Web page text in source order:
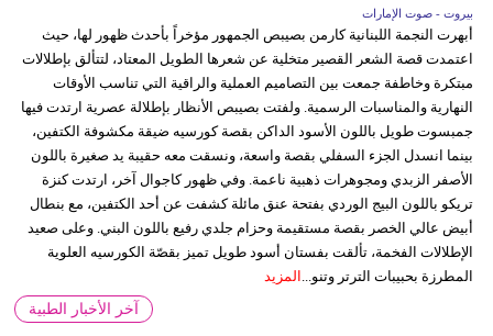
بيروت - صوت الإمارات
أبهرت النجمة اللبنانية كارمن بصيبص الجمهور مؤخراً بأحدث ظهور لها، حيث
اعتمدت قصة الشعر القصير متخلية عن شعرها الطويل المعتاد، لتتألق بإطلالات
مبتكرة وخاطفة جمعت بين التصاميم العملية والراقية التي تناسب الأوقات
النهارية والمناسبات الرسمية. ولفتت بصيبص الأنظار بإطلالة عصرية ارتدت فيها
جمبسوت طويل باللون الأسود الداكن بقصة كورسيه ضيقة مكشوفة الكتفين،
بينما انسدل الجزء السفلي بقصة واسعة، ونسقت معه حقيبة يد صغيرة باللون
الأصفر الزبدي ومجوهرات ذهبية ناعمة. وفي ظهور كاجوال آخر، ارتدت كنزة
تريكو باللون البيج الوردي بفتحة عنق مائلة كشفت عن أحد الكتفين، مع بنطال
أبيض عالي الخصر بقصة مستقيمة وحزام جلدي رفيع باللون البني. وعلى صعيد
الإطلالات الفخمة، تألقت بفستان أسود طويل تميز بقصّة الكورسيه العلوية
المطرزة بحبيبات الترتر وتنو... المزيد
آخر الأخبار الطبية